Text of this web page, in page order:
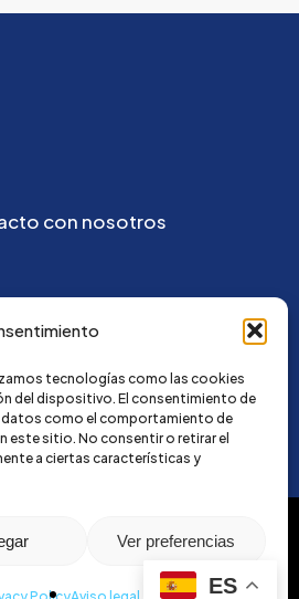
tecnologías como las cookies
del dispositivo. El consentimiento de
como el comportamiento de
este sitio. No consentir o retirar el
a ciertas características y
Ver preferencias
con nosotros
ES